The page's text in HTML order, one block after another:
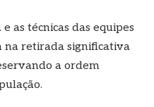
as técnicas das equipes
retirada significativa
a ordem